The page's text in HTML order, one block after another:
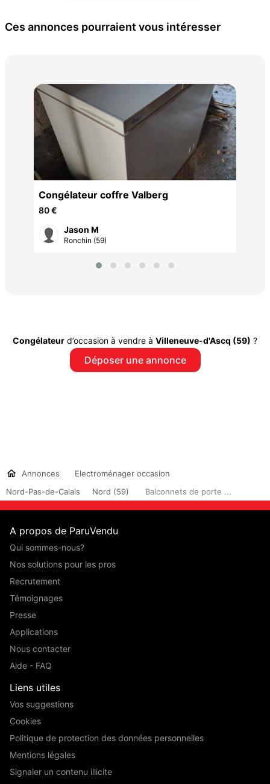
Ces annonces pourraient vous intéresser
Congélateur coffre Valberg
80 €
Jason M
Ronchin (59)
Congélateur d’occasion à vendre à Villeneuve-d'Ascq (59) ?
Déposer une annonce
Annonces
Electroménager occasion
Nord-Pas-de-Calais
Nord (59) Balconnets de porte ...
A propos de ParuVendu
Qui sommes-nous?
Nos solutions pour les pros
Recrutement
Témoignages
Presse
Applications
Nous contacter
Aide - FAQ
Liens utiles
Vos suggestions
Cookies
Politique de protection des données personnelles
Mentions légales
Signaler un contenu illicite